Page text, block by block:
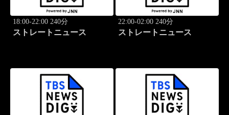
18:00-22:00 240分
ストレートニュース
22:00-02:00 240分
ストレートニュース